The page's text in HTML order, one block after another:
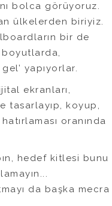
bolca görüyoruz.
ülkelerden biriyiz.
bir de
boyutlarda,
yapıyorlar.
ekranları,
tasarlayıp, koyup,
oranında
hedef kitlesi bunu
da başka mecra